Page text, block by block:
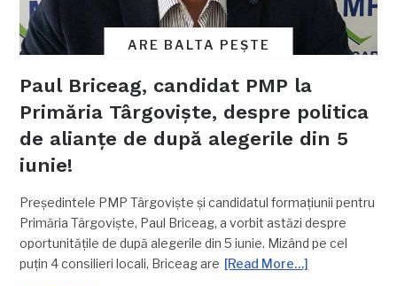
ARE BALTA PEȘTE
Paul Briceag, candidat PMP la
Primăria Târgoviște, despre politica
de alianțe de după alegerile din 5
iunie!
Președintele PMP Târgoviște și candidatul formațiunii pentru
Primăria Târgoviște, Paul Briceag, a vorbit astăzi despre
oportunitățile de după alegerile din 5 iunie. Mizând pe cel
puțin 4 consilieri locali, Briceag are [Read More…]